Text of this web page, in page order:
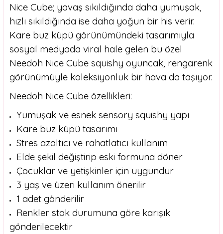
Nice Cube; yavaş sıkıldığında daha yumuşak,
hızlı sıkıldığında ise daha yoğun bir his verir.
Kare buz küpü görünümündeki tasarımıyla
sosyal medyada viral hale gelen bu özel
Needoh Nice Cube squishy oyuncak, rengarenk
görünümüyle koleksiyonluk bir hava da taşıyor.
Needoh Nice Cube özellikleri:
Yumuşak ve esnek sensory squishy yapı
Kare buz küpü tasarımı
Stres azaltıcı ve rahatlatıcı kullanım
Elde şekil değiştirip eski formuna döner
Çocuklar ve yetişkinler için uygundur
3 yaş ve üzeri kullanım önerilir
1 adet gönderilir
Renkler stok durumuna göre karışık
gönderilecektir